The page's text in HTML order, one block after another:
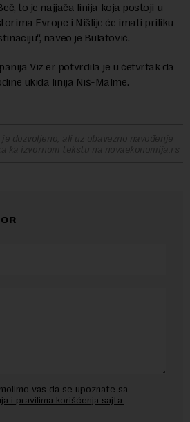
to je najjača linija koja postoji u
Evrope i Nišlije će imati priliku
naveo je Bulatović.
Viz er potvrdila je u četvrtak da
ukida linija Niš-Malme.
dozvoljeno, ali uz obavezno navođenje
ka izvornom tekstu na novaekonomija.rs
vas da se upoznate sa
i pravilima korišćenja sajta.